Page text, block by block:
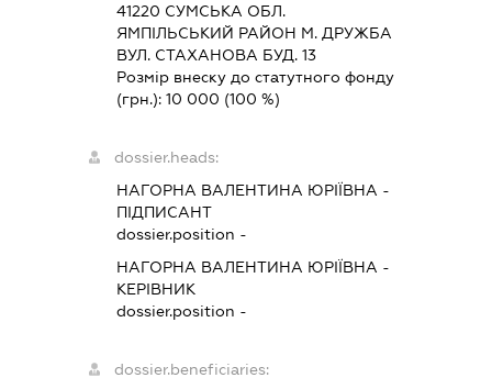
41220 СУМСЬКА ОБЛ.
ЯМПIЛЬСЬКИЙ РАЙОН М. ДРУЖБА
ВУЛ. СТАХАНОВА БУД. 13
Розмір внеску до статутного фонду
(грн.):10 000 (100 %)
dossier.heads:
НАГОРНА ВАЛЕНТИНА ЮРІЇВНА -
ПІДПИСАНТ
dossier.position -
НАГОРНА ВАЛЕНТИНА ЮРІЇВНА -
КЕРІВНИК
dossier.position -
dossier.beneficiaries: